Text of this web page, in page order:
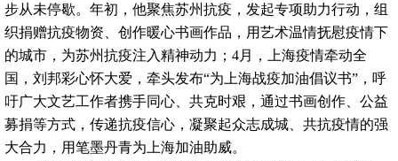
步从未停歇。年初，他聚焦苏州抗疫，发起专项助力行动，组
织捐赠抗疫物资、创作暖心书画作品，用艺术温情抚慰疫情下
的城市，为苏州抗疫注入精神动力；4月，上海疫情牵动全
国，刘邦彩心怀大爱，牵头发布“为上海战疫加油倡议书”，呼
吁广大文艺工作者携手同心、共克时艰，通过书画创作、公益
募捐等方式，传递抗疫信心，凝聚起众志成城、共抗疫情的强
大合力，用笔墨丹青为上海加油助威。